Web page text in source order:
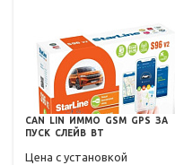
CAN LIN ИММО GSM GPS ЗА
ПУСК СЛЕЙВ BT
Цена с установкой